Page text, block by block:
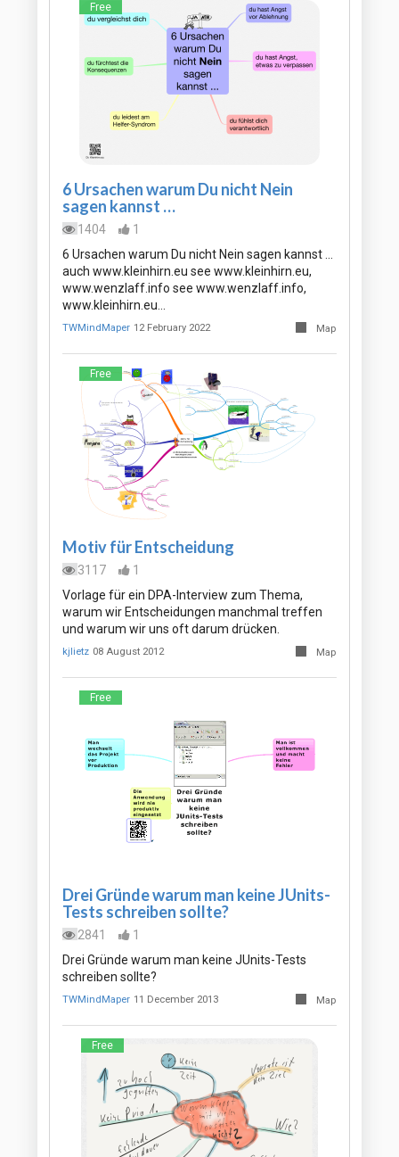
Free
6 Ursachen warum Du nicht Nein
sagen kannst …
1404
1
6 Ursachen warum Du nicht Nein sagen kannst …
auch www.kleinhirn.eu see www.kleinhirn.eu,
www.wenzlaff.info see www.wenzlaff.info,
www.kleinhirn.eu…
TWMindMaper 12 February 2022 Map
Free
Motiv für Entscheidung
3117
1
Vorlage für ein DPA-Interview zum Thema,
warum wir Entscheidungen manchmal treffen
und warum wir uns oft darum drücken.
kjlietz 08 August 2012 Map
Free
Drei Gründe warum man keine JUnits-
Tests schreiben sollte?
2841
1
Drei Gründe warum man keine JUnits-Tests
schreiben sollte?
TWMindMaper 11 December 2013 Map
Free